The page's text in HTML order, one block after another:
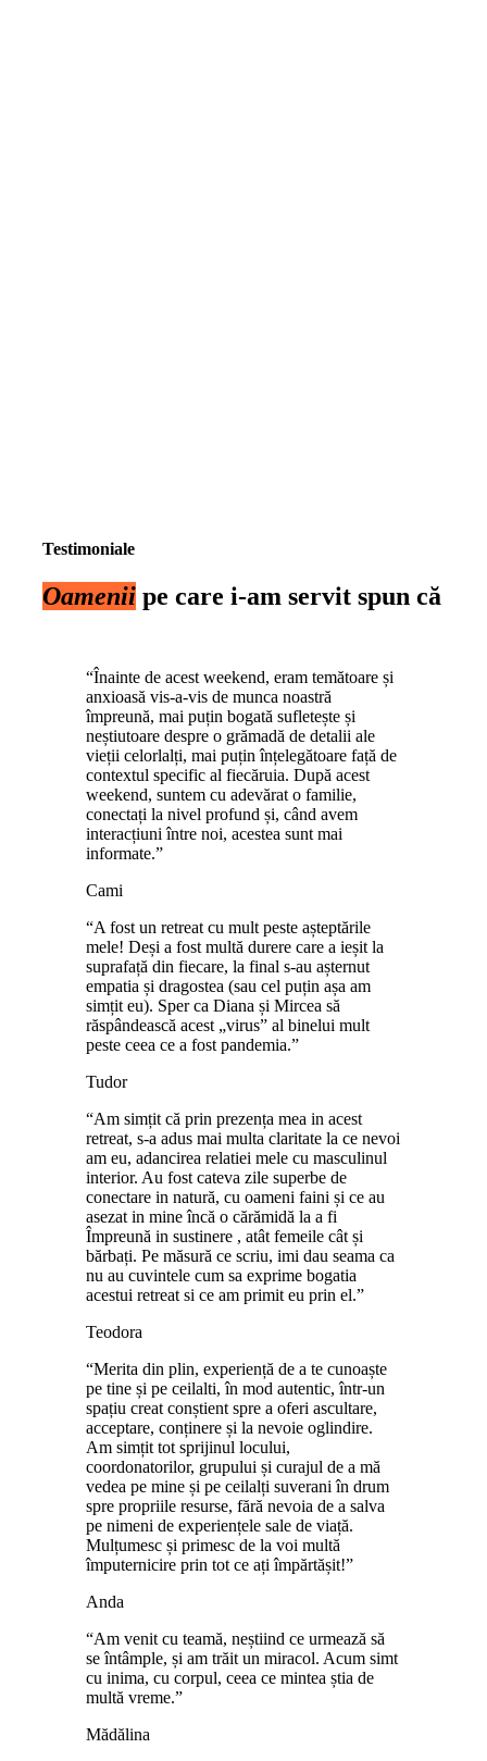
Testimoniale
Oamenii pe care i-am servit spun că
“Înainte de acest weekend, eram temătoare și
anxioasă vis-a-vis de munca noastră
împreună, mai puțin bogată sufletește și
neștiutoare despre o grămadă de detalii ale
vieții celorlalți, mai puțin înțelegătoare față de
contextul specific al fiecăruia. După acest
weekend, suntem cu adevărat o familie,
conectați la nivel profund și, când avem
interacțiuni între noi, acestea sunt mai
informate.”
Cami
“A fost un retreat cu mult peste așteptările
mele! Deși a fost multă durere care a ieșit la
suprafață din fiecare, la final s-au așternut
empatia și dragostea (sau cel puțin așa am
simțit eu). Sper ca Diana și Mircea să
răspândească acest „virus” al binelui mult
peste ceea ce a fost pandemia.”
Tudor
“Am simțit că prin prezența mea in acest
retreat, s-a adus mai multa claritate la ce nevoi
am eu, adancirea relatiei mele cu masculinul
interior. Au fost cateva zile superbe de
conectare in natură, cu oameni faini și ce au
asezat in mine încă o cărămidă la a fi
Împreună in sustinere , atât femeile cât și
bărbați. Pe măsură ce scriu, imi dau seama ca
nu au cuvintele cum sa exprime bogatia
acestui retreat si ce am primit eu prin el.”
Teodora
“Merita din plin, experiență de a te cunoaște
pe tine și pe ceilalti, în mod autentic, într-un
spațiu creat conștient spre a oferi ascultare,
acceptare, conținere și la nevoie oglindire.
Am simțit tot sprijinul locului,
coordonatorilor, grupului și curajul de a mă
vedea pe mine și pe ceilalți suverani în drum
spre propriile resurse, fără nevoia de a salva
pe nimeni de experiențele sale de viață.
Mulțumesc și primesc de la voi multă
împuternicire prin tot ce ați împărtășit!”
Anda
“Am venit cu teamă, neștiind ce urmează să
se întâmple, și am trăit un miracol. Acum simt
cu inima, cu corpul, ceea ce mintea știa de
multă vreme.”
Mădălina